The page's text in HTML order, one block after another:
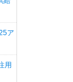
ア
用